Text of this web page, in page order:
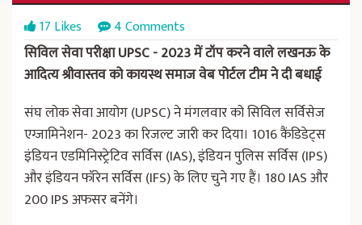
17 Likes 4 Comments
सिविल सेवा परीक्षा UPSC - 2023 में टॉप करने वाले लखनऊ के
आदित्य श्रीवास्तव को कायस्थ समाज वेब पोर्टल टीम ने दी बधाई
संघ लोक सेवा आयोग (UPSC) ने मंगलवार को सिविल सर्विसेज
एग्जामिनेशन- 2023 का रिजल्ट जारी कर दिया। 1016 कैंडिडेट्स
इंडियन एडमिनिस्ट्रेटिव सर्विस (IAS), इंडियन पुलिस सर्विस (IPS)
और इंडियन फॉरेन सर्विस (IFS) के लिए चुने गए हैं। 180 IAS और
200 IPS अफसर बनेंगे।